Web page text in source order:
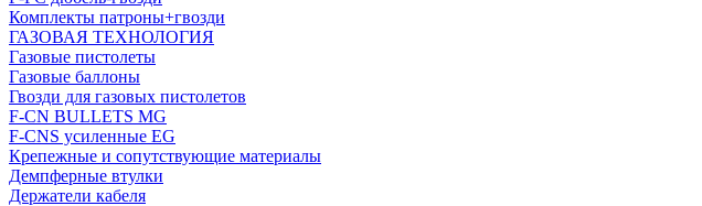
Комплекты патроны+гвозди
ГАЗОВАЯ ТЕХНОЛОГИЯ
Газовые пистолеты
Газовые баллоны
Гвозди для газовых пистолетов
F-CN BULLETS MG
F-CNS усиленные EG
Крепежные и сопутствующие материалы
Демпферные втулки
Держатели кабеля